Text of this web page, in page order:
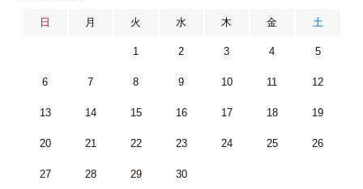
日 月 火 水 木 金 土
1 2 3 4 5
6 7 8 9 10 11 12
13 14 15 16 17 18 19
20 21 22 23 24 25 26
27 28 29 30